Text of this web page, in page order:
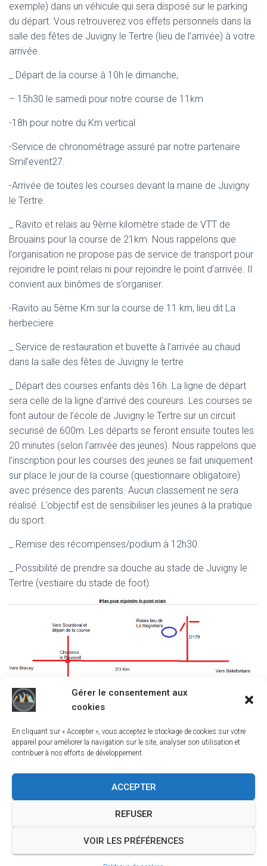
Gérer le consentement aux
cookies
En cliquant sur « Accepter », vous acceptez le stockage de cookies sur votre
appareil pour améliorer la navigation sur le site, analyser son utilisation et
contribuer à nos efforts de développement.
ACCEPTER
REFUSER
VOIR LES PRÉFÉRENCES
exemple) dans un véhicule qui sera disposé sur le parking
du départ. Vous retrouverez vos effets personnels dans la
salle des fêtes de Juvigny le Tertre (lieu de l’arrivée) à votre
arrivée.
_ Départ de la course à 10h le dimanche,
– 15h30 le samedi pour notre course de 11km
-18h pour notre du Km vertical
-Service de chronométrage assuré par notre partenaire
Smil’event27.
-Arrivée de toutes les courses devant la mairie de Juvigny
le Tertre.
_ Ravito et relais au 9ème kilomètre stade de VTT de
Brouains pour la course de 21km. Nous rappelons que
l’organisation ne propose pas de service de transport pour
rejoindre le point relais ni pour rejoindre le point d’arrivée. Il
convient aux binômes de s’organiser.
-Ravito au 5ème Km sur la course de 11 km, lieu dit La
herbeciere.
_ Service de restauration et buvette à l’arrivée au chaud
dans la salle des fêtes de Juvigny le tertre
_ Départ des courses enfants dès 16h. La ligne de départ
sera celle de la ligne d’arrivé des coureurs. Les courses se
font autour de l’école de Juvigny le Tertre sur un circuit
securisé de 600m. Les départs se feront ensuite toutes les
20 minutes (selon l’arrivée des jeunes). Nous rappelons que
l’inscription pour les courses des jeunes se fait uniquement
sur place le jour de la course (questionnaire obligatoire)
avec présence des parents. Aucun classement ne sera
réalisé. L’objectif est de sensibiliser les jeunes à la pratique
du sport.
_ Remise des récompenses/podium à 12h30.
_ Possibilité de prendre sa douche au stade de Juvigny le
Tertre (vestiaire du stade de foot).